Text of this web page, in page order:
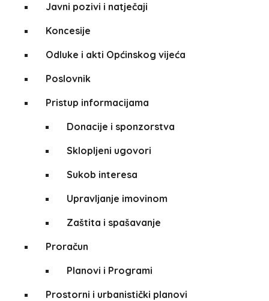
Javni pozivi i natječaji
Koncesije
Odluke i akti Općinskog vijeća
Poslovnik
Pristup informacijama
Donacije i sponzorstva
Sklopljeni ugovori
Sukob interesa
Upravljanje imovinom
Zaštita i spašavanje
Proračun
Planovi i Programi
Prostorni i urbanistički planovi